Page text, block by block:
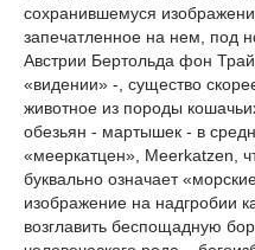
сохранившемуся
запечатленное на нем, под
Австрии Бертольда фон
«видении» -, существо
животное из породы
обезьян - мартышек - в
«мееркатцен», Meerkatzen,
буквально означает
изображение на надгробии
возглавить беспощадную